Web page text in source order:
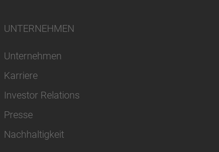
UNTERNEHMEN
Unternehmen
Karriere
Investor Relations
Presse
Nachhaltigkeit